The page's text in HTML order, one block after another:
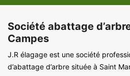
Société abattage
Campes
J.R élagage est une société
d’abattage d’arbre située à Saint